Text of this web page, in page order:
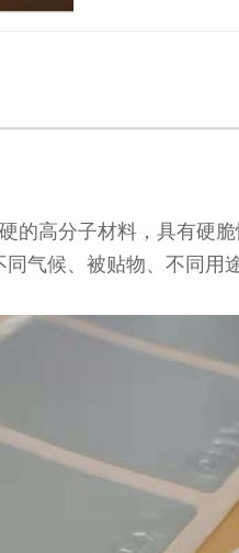
的高分子材料，具有硬
气候、被贴物、不同用